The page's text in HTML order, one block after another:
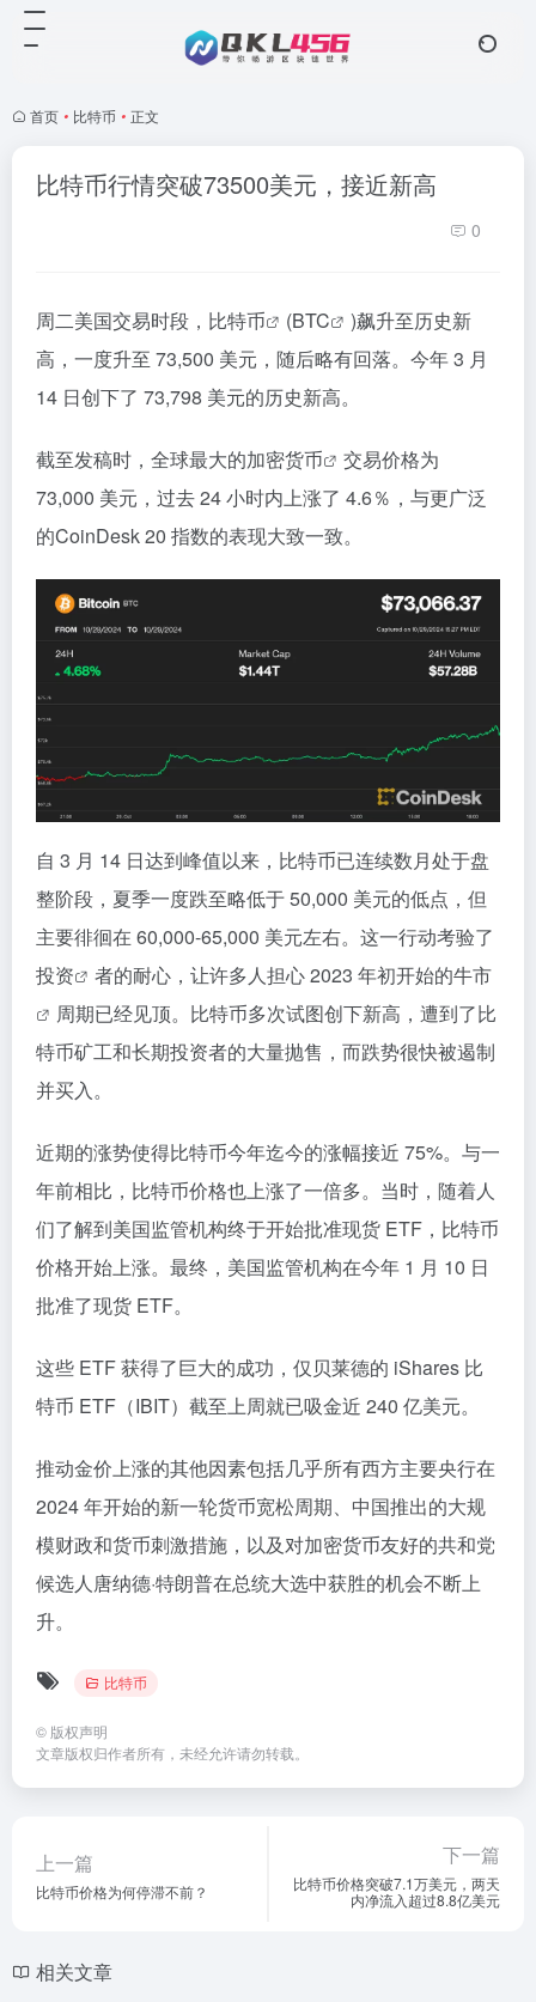
首页 • 比特币 • 正文
比特币行情突破73500美元，接近新高
0
周二美国交易时段， 比特币 (BTC
)飙升至历史新
高，一度升至 73,500 美元，随后略有回落。今年 3 月
14 日创下了 73,798 美元的历史新高。
截至发稿时，全球最大的加密货币
交易价格为
73,000 美元，过去 24 小时内上涨了 4.6％，与更广泛
的CoinDesk 20 指数的表现大致一致。
自 3 月 14 日达到峰值以来，比特币已连续数月处于盘
整阶段，夏季一度跌至略低于 50,000 美元的低点，但
主要徘徊在 60,000-65,000 美元左右。这一行动考验了
投资
者的耐心，让许多人担心 2023 年初开始的牛市
周期已经见顶。比特币多次试图创下新高，遭到了比
特币矿工和长期投资者的大量抛售，而跌势很快被遏制
并买入。
近期的涨势使得比特币今年迄今的涨幅接近 75%。与一
年前相比，比特币价格也上涨了一倍多。当时，随着人
们了解到美国监管机构终于开始批准现货 ETF，比特币
价格开始上涨。最终，美国监管机构在今年 1 月 10 日
批准了现货 ETF。
这些 ETF 获得了巨大的成功，仅贝莱德的 iShares 比
特币 ETF（IBIT）截至上周就已吸金近 240 亿美元。
推动金价上涨的其他因素包括几乎所有西方主要央行在
2024 年开始的新一轮货币宽松周期、中国推出的大规
模财政和货币刺激措施，以及对加密货币友好的共和党
候选人唐纳德·特朗普在总统大选中获胜的机会不断上
升。
比特币
© 版权声明
文章版权归作者所有，未经允许请勿转载。
上一篇
比特币价格为何停滞不前？
下一篇
比特币价格突破7.1万美元，两天
内净流入超过8.8亿美元
相关文章